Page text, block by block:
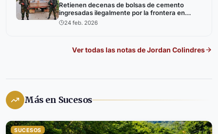
Retienen decenas de bolsas de cemento
ingresadas ilegalmente por la frontera en
Jalapa
24 feb. 2026
Ver todas las notas deJordan Colindres
Más en Sucesos
SUCESOS